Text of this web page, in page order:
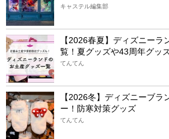
キャステル編集部
【2026春夏】ディズニーラ
覧！夏グッズや43周年グッ
てんてん
【2026冬】ディズニーブラ
ー！防寒対策グッズ
てんてん